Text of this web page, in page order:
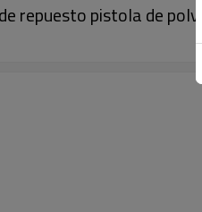
repuesto pistola de